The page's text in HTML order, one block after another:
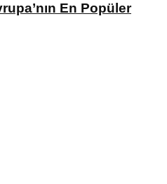
En Popüler